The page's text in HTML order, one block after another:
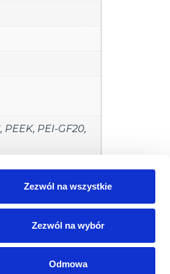
Zezwól na wszystkie
Zezwól na wybór
Odmowa
, PEEK, PEI-GF20,
Automotive,
Do pobrania Usługi